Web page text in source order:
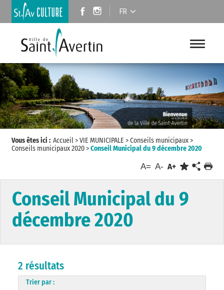
FR
Vous êtes ici : Accueil>VIE MUNICIPALE >Conseils municipaux>
Conseils municipaux 2020>Conseil Municipal du 9 décembre 2020
A= A- A+
Conseil Municipal du 9
décembre 2020
2 résultats
Trier par :